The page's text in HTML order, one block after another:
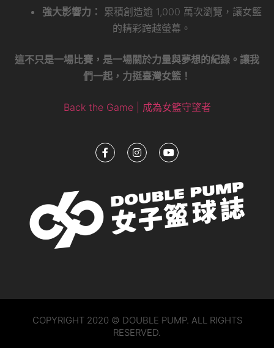
強大影響力：
累積創造逾 1,000 萬次瀏覽，讓女籃
的精彩跨越螢幕。
這不只是一場比賽，是一場關於力量與夢想的紀錄。讓我
們一起，力挺臺灣女籃！
Back the Game | 成為女籃守望者
COPYRIGHT 2020 © DOUBLE PUMP. ALL RIGHTS
RESERVED.